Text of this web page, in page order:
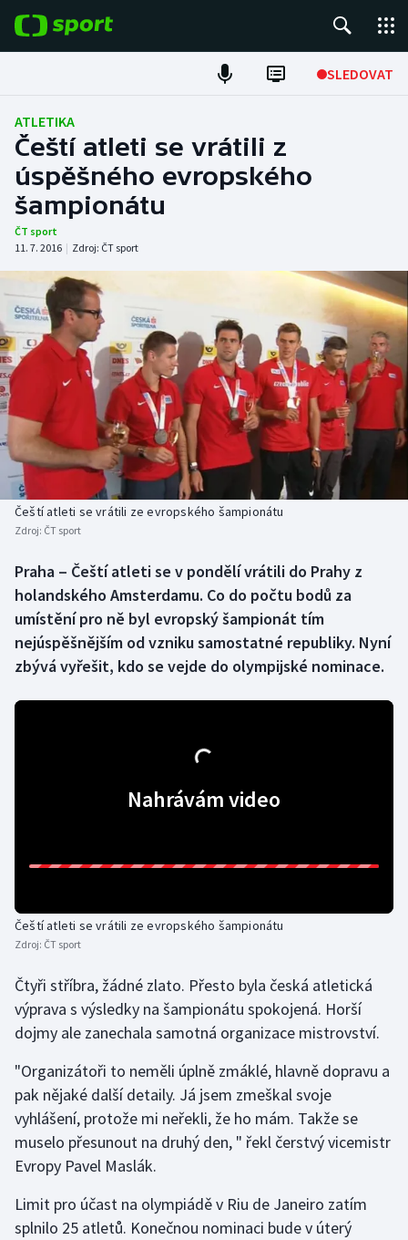
SLEDOVAT
Fotbal
Hokej
Tenis
Atletika
Cyklistika
DALŠÍ SPORTY
Americký fotbal
Baseball a softbal
Basketbal
Biatlon
Box
Curling
Jezdectví
Judo
Krasobruslení
Lezení
Lyže a snowboard
Moderní pětiboj
Motorsport
NEPŘEHLÉDNĚTE
Soutěže
Historické návraty
Aplikace ČT sport
ATLETIKA
Čeští atleti se vrátili z
úspěšného evropského
šampionátu
ČT sport
11. 7. 2016 | Zdroj: ČT sport
Čeští atleti se vrátili ze evropského šampionátu
Zdroj: ČT sport
Praha ‒ Čeští atleti se v pondělí vrátili do Prahy z
holandského Amsterdamu. Co do počtu bodů za
umístění pro ně byl evropský šampionát tím
nejúspěšnějším od vzniku samostatné republiky. Nyní
zbývá vyřešit, kdo se vejde do olympijské nominace.
Nahrávám video
Čeští atleti se vrátili ze evropského šampionátu
Zdroj: ČT sport
Čtyři stříbra, žádné zlato. Přesto byla česká atletická
výprava s výsledky na šampionátu spokojená. Horší
dojmy ale zanechala samotná organizace mistrovství.
"Organizátoři to neměli úplně zmáklé, hlavně dopravu a
pak nějaké další detaily. Já jsem zmeškal svoje
vyhlášení, protože mi neřekli, že ho mám. Takže se
muselo přesunout na druhý den, " řekl čerstvý vicemistr
Evropy Pavel Maslák.
Limit pro účast na olympiádě v Riu de Janeiro zatím
splnilo 25 atletů. Konečnou nominaci bude v úterý